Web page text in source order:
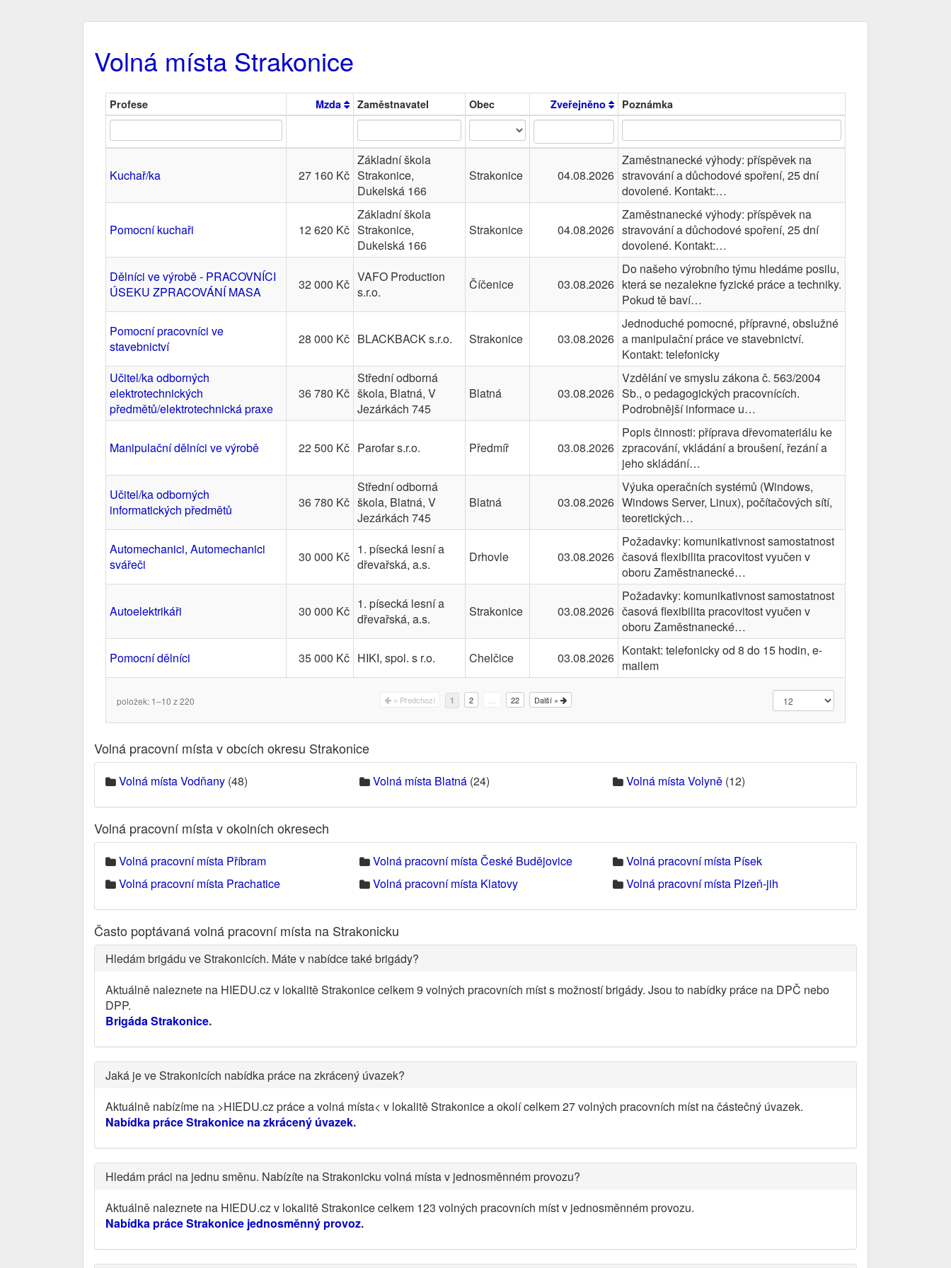
Volná místa Strakonice
Profese Mzda Zaměstnavatel Obec Zveřejněno Poznámka
Kuchař/ka 27 160 Kč
Základní škola
Strakonice,
Dukelská 166
Strakonice 04.08.2026
Zaměstnanecké výhody: příspěvek na
stravování a důchodové spoření, 25 dní
dovolené. Kontakt:…
Pomocní kuchaři 12 620 Kč
Základní škola
Strakonice,
Dukelská 166
Strakonice 04.08.2026
Zaměstnanecké výhody: příspěvek na
stravování a důchodové spoření, 25 dní
dovolené. Kontakt:…
Dělníci ve výrobě - PRACOVNÍCI
ÚSEKU ZPRACOVÁNÍ MASA
32 000 Kč VAFO Production
s.r.o.
Číčenice 03.08.2026
Do našeho výrobního týmu hledáme posilu,
která se nezalekne fyzické práce a techniky.
Pokud tě baví…
Pomocní pracovníci ve
stavebnictví
28 000 Kč BLACKBACK s.r.o. Strakonice 03.08.2026
Jednoduché pomocné, přípravné, obslužné
a manipulační práce ve stavebnictví.
Kontakt: telefonicky
Učitel/ka odborných
elektrotechnických
předmětů/elektrotechnická praxe
36 780 Kč
Střední odborná
škola, Blatná, V
Jezárkách 745
Blatná 03.08.2026
Vzdělání ve smyslu zákona č. 563/2004
Sb., o pedagogických pracovnících.
Podrobnější informace u…
Manipulační dělníci ve výrobě 22 500 Kč Parofar s.r.o. Předmíř 03.08.2026
Popis činnosti: příprava dřevomateriálu ke
zpracování, vkládání a broušení, řezání a
jeho skládání…
Učitel/ka odborných
informatických předmětů
36 780 Kč
Střední odborná
škola, Blatná, V
Jezárkách 745
Blatná 03.08.2026
Výuka operačních systémů (Windows,
Windows Server, Linux), počítačových sítí,
teoretických…
Automechanici, Automechanici
svářeči
30 000 Kč 1. písecká lesní a
dřevařská, a.s.
Drhovle 03.08.2026
Požadavky: komunikativnost samostatnost
časová flexibilita pracovitost vyučen v
oboru Zaměstnanecké…
Autoelektrikáři 30 000 Kč 1. písecká lesní a
dřevařská, a.s.
Strakonice 03.08.2026
Požadavky: komunikativnost samostatnost
časová flexibilita pracovitost vyučen v
oboru Zaměstnanecké…
Pomocní dělníci
35 000 Kč HIKI, spol. s r.o. Chelčice 03.08.2026 Kontakt: telefonicky od 8 do 15 hodin, e-
mailem
položek: 1–10 z 220 « Předchozí 1 2 22 Další »
Volná pracovní místa v obcích okresu Strakonice
Volná místa Vodňany (48) Volná místa Blatná(24) Volná místa Volyně (12)
Volná pracovní místa v okolních okresech
Volná pracovní místa Příbram Volná pracovní místa České Budějovice
Volná pracovní místa Písek
Volná pracovní místa Prachatice
Volná pracovní místa Klatovy Volná pracovní místa Plzeň-jih
Často poptávaná volná pracovní místa na Strakonicku
Hledám brigádu ve Strakonicích. Máte v nabídce také brigády?
Aktuálně naleznete na HIEDU.cz v lokalitě Strakonice celkem 9 volných pracovních míst s možností brigády. Jsou to nabídky práce na DPČ nebo
DPP.
Brigáda Strakonice.
Jaká je ve Strakonicích nabídka práce na zkrácený úvazek?
Aktuálně nabízíme na >HIEDU.cz práce a volná místa< v lokalitě Strakonice a okolí celkem 27 volných pracovních míst na částečný úvazek.
Nabídka práce Strakonice na zkrácený úvazek.
Hledám práci na jednu směnu. Nabízíte na Strakonicku volná místa v jednosměnném provozu?
Aktuálně naleznete na HIEDU.cz v lokalitě Strakonice celkem 123 volných pracovních míst v jednosměnném provozu.
Nabídka práce Strakonice jednosměnný provoz.